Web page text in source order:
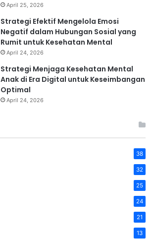
April 25, 2026
Strategi Efektif Mengelola Emosi
Negatif dalam Hubungan Sosial yang
Rumit untuk Kesehatan Mental
April 24, 2026
Strategi Menjaga Kesehatan Mental
Anak di Era Digital untuk Keseimbangan
Optimal
April 24, 2026
38
32
25
24
21
13